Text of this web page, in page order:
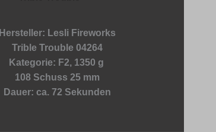
Hersteller: Lesli Fireworks
Trible Trouble 04264
Kategorie: F2, 1350 g
108 Schuss 25 mm
Dauer: ca. 72 Sekunden